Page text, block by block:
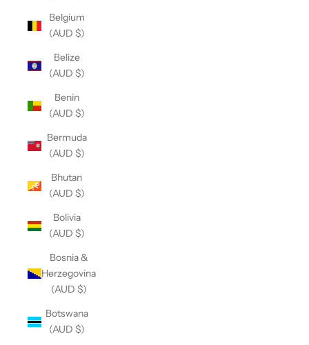
Belgium
(AUD $)
Belize
(AUD $)
Benin
(AUD $)
Bermuda
(AUD $)
Bhutan
(AUD $)
Bolivia
(AUD $)
Bosnia &
Herzegovina
(AUD $)
Botswana
(AUD $)